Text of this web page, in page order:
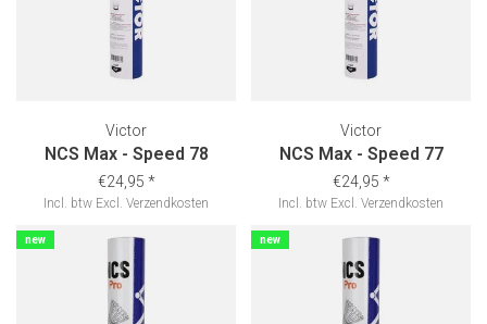
Victor
NCS Max - Speed 78
€24,95 *
Incl. btw Excl. Verzendkosten
Victor
NCS Max - Speed 77
€24,95 *
Incl. btw Excl. Verzendkosten
new new